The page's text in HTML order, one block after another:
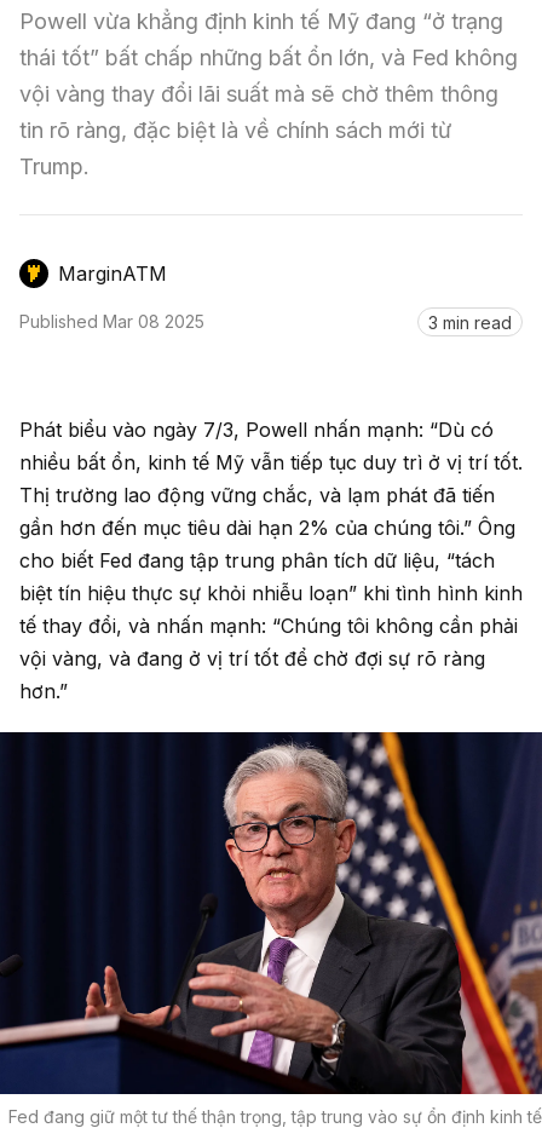
Kinh Nghiệm Đầu Tư
Sàn Giao Dịch
Công Cụ Đầu Tư
Mô Hình Biểu Đồ Giá
GameFi
Sign in
Powell vừa khẳng định kinh tế Mỹ đang “ở trạng
thái tốt” bất chấp những bất ổn lớn, và Fed không
vội vàng thay đổi lãi suất mà sẽ chờ thêm thông
tin rõ ràng, đặc biệt là về chính sách mới từ
Trump.
MarginATM
Published Mar 08 2025 3 min read
Phát biểu vào ngày 7/3, Powell nhấn mạnh: “Dù có
nhiều bất ổn, kinh tế Mỹ vẫn tiếp tục duy trì ở vị trí tốt.
Thị trường lao động vững chắc, và lạm phát đã tiến
gần hơn đến mục tiêu dài hạn 2% của chúng tôi.” Ông
cho biết Fed đang tập trung phân tích dữ liệu, “tách
biệt tín hiệu thực sự khỏi nhiễu loạn” khi tình hình kinh
tế thay đổi, và nhấn mạnh: “Chúng tôi không cần phải
vội vàng, và đang ở vị trí tốt để chờ đợi sự rõ ràng
hơn.”
Fed đang giữ một tư thế thận trọng, tập trung vào sự ổn định kinh tế